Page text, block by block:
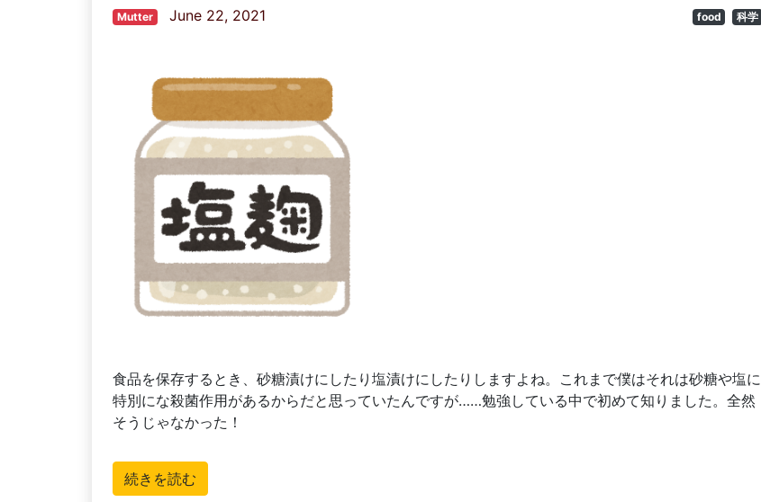
Mutter June 22, 2021 food 科学
食品を保存するとき、砂糖漬けにしたり塩漬けにしたりしますよね。これまで僕はそれは砂糖や塩に
特別にな殺菌作用があるからだと思っていたんですが……勉強している中で初めて知りました。全然
そうじゃなかった！
続きを読む